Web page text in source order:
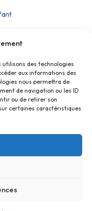
utilisons des technologies
aux informations des
nous permettra de
de navigation ou les ID
ou de retirer son
certaines caractéristiques